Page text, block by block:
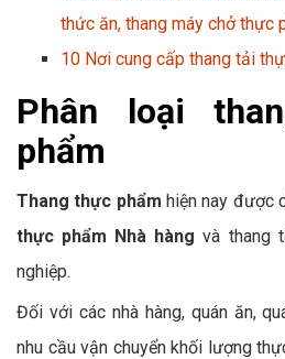
thức ăn, thang máy chở thực
10 Nơi cung cấp thang tải
Phân loại
phẩm
Thang thực phẩm hiện nay được
thực phẩm Nhà hàng và thang
nghiệp.
Đối với các nhà hàng, quán ăn,
nhu cầu vận chuyển khối lượng